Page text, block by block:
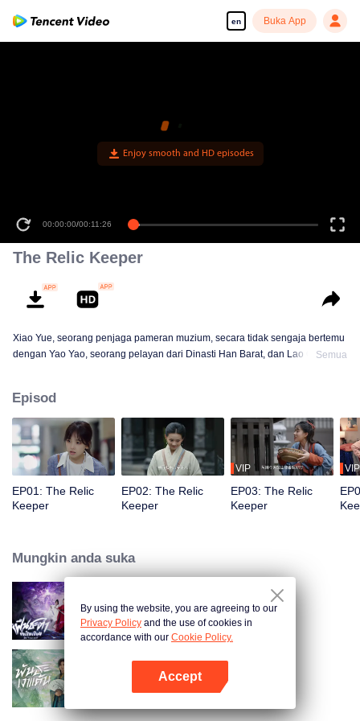
en Buka App
00:00:00/00:11:26
The Relic Keeper
Xiao Yue, seorang penjaga pameran muzium, secara tidak sengaja bertemu
dengan Yao Yao, seorang pelayan dari Dinasti Han Barat, dan Lao Qin,
kembali ke Dinasti Han Barat, sementara Yao Yao tinggal di dunia moden.
Xiao Yue dan Yao Yao berusaha mencari cara untuk menyeberang masa,
dan akhirnya mereka menemui rahsia Madam Xin Zhui dan Li Xi.
Semua
Episod
EP01: The Relic
Keeper
EP02: The Relic
Keeper
VIP
EP03: The Relic
Keeper
VIP
Mungkin anda suka
Be Yourself (Thai Ver.)
Returned Master (Thai Ver.)
By using the website, you are agreeing to our
Privacy Policy and the use of cookies in
accordance with our Cookie Policy.
Accept